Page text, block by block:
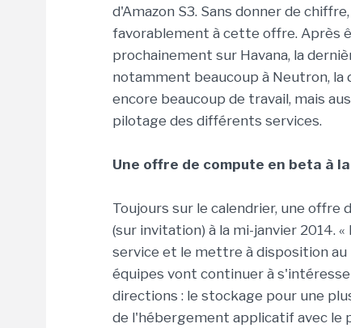
d'Amazon S3. Sans donner de
favorablement à cette offre. Après
prochainement sur Havana, la
notamment beaucoup à Neutron, la
encore beaucoup de travail, mais
pilotage des différents services.
Une offre de compute en beta à
Toujours sur le calendrier, une
(sur invitation) à la mi-janvier 2014.
service et le mettre à disposition au
équipes vont continuer à
directions : le stockage pour une
de l'hébergement applicatif avec le